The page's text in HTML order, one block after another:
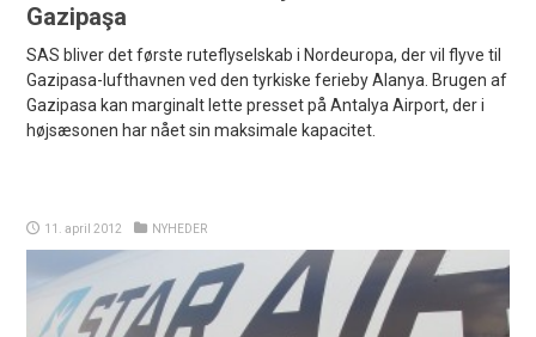
Gazipaşa
SAS bliver det første ruteflyselskab i Nordeuropa, der vil flyve til
Gazipasa-lufthavnen ved den tyrkiske ferieby Alanya. Brugen af
Gazipasa kan marginalt lette presset på Antalya Airport, der i
højsæsonen har nået sin maksimale kapacitet.
11. april 2012 NYHEDER